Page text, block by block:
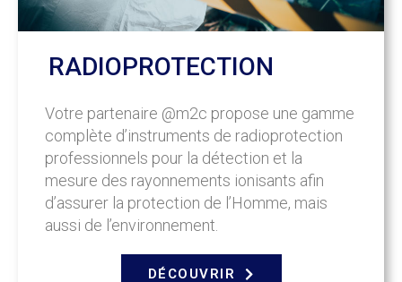
RADIOPROTECTION
Votre partenaire @m2c propose une gamme
complète d’instruments de radioprotection
professionnels pour la détection et la
mesure des rayonnements ionisants afin
d’assurer la protection de l’Homme, mais
aussi de l’environnement.
DÉCOUVRIR